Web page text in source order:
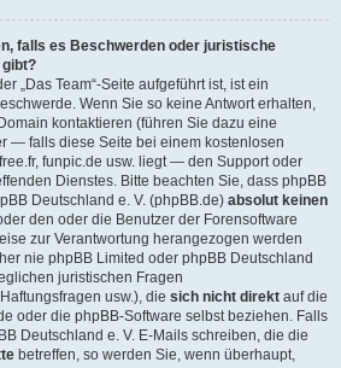
falls es Beschwerden oder juristische
„Das Team“-Seite aufgeführt ist, ist ein
Wenn Sie so keine Antwort erhalten,
kontaktieren (führen Sie dazu eine
— falls diese Seite bei einem kostenlosen
funpic.de usw. liegt — den Support oder
Dienstes. Bitte beachten Sie, dass phpBB
Deutschland e. V. (phpBB.de) absolut keinen
den oder die Benutzer der Forensoftware
zur Verantwortung herangezogen werden
nie phpBB Limited oder phpBB Deutschland
juristischen Fragen
usw.), die sich nicht direkt auf die
oder die phpBB-Software selbst beziehen. Falls
Deutschland e. V. E-Mails schreiben, die die
betreffen, so werden Sie, wenn überhaupt,